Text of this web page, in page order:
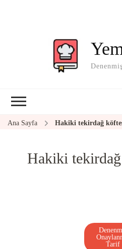
Ana Sayfa Hakiki tekirdağ
Hakiki
Tarif